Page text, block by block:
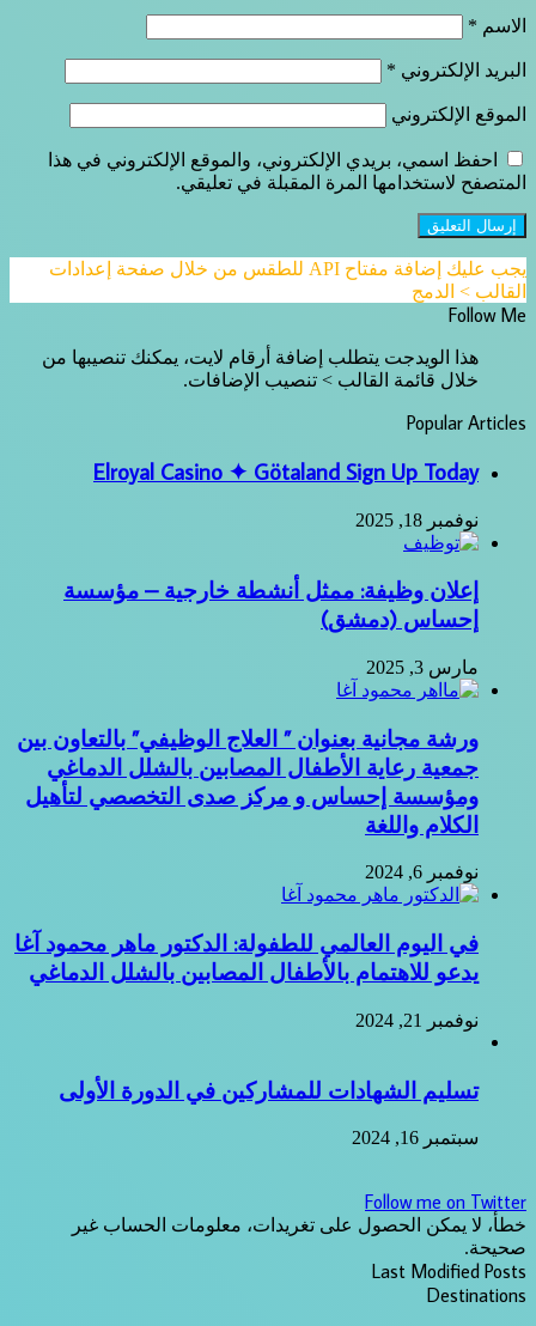
الاسم *
البريد الإلكتروني *
الموقع الإلكتروني
احفظ اسمي، بريدي الإلكتروني، والموقع الإلكتروني في هذا
المتصفح لاستخدامها المرة المقبلة في تعليقي.
يجب عليك إضافة مفتاح API للطقس من خلال صفحة إعدادات
القالب > الدمج
Follow Me
هذا الويدجت يتطلب إضافة أرقام لايت، يمكنك تنصيبها من
خلال قائمة القالب > تنصيب الإضافات.
Popular Articles
Elroyal Casino ✦ Götaland Sign Up Today
نوفمبر 18, 2025
إعلان وظيفة: ممثل أنشطة خارجية – مؤسسة
إحساس (دمشق)
مارس 3, 2025
ورشة مجانية بعنوان ” العلاج الوظيفي” بالتعاون بين
جمعية رعاية الأطفال المصابين بالشلل الدماغي
ومؤسسة إحساس و مركز صدى التخصصي لتأهيل
الكلام واللغة
نوفمبر 6, 2024
في اليوم العالمي للطفولة: الدكتور ماهر محمود آغا
يدعو للاهتمام بالأطفال المصابين بالشلل الدماغي
نوفمبر 21, 2024
تسليم الشهادات للمشاركين في الدورة الأولى
سبتمبر 16, 2024
Follow me on Twitter
خطأ، لا يمكن الحصول على تغريدات، معلومات الحساب غير
صحيحة.
Last Modified Posts
Destinations